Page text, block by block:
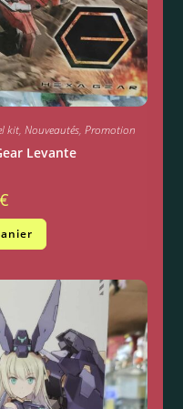
kit, Nouveautés, Promotion
Levante
€